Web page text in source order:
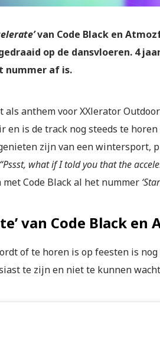
van Code Black en
op de dansvloeren. 4
nummer af is.
anthem voor XXlerator
en is de track nog steeds te
zijn van een wintersport,
“Pssst, what if I told you that the
Code Black al het nummer
van Code Black
of te horen is op feesten is nog
te zijn en niet te kunnen